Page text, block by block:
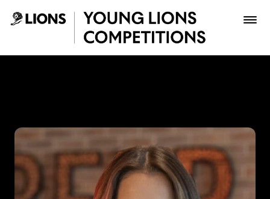
Saltar al contenido principal
Inscribir